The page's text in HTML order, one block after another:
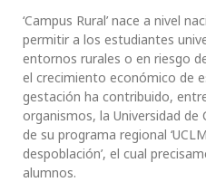
‘Campus Rural’ nace a nivel
permitir a los estudiantes
entornos rurales o en riesgo
el crecimiento económico de
gestación ha contribuido,
organismos, la Universidad
de su programa regional
despoblación’, el cual
alumnos.